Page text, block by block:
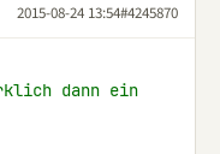
2015-08-24 13:54#4245870
dann ein